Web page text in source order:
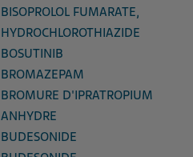
BISOPROLOL FUMARATE,
HYDROCHLOROTHIAZIDE
BOSUTINIB
BROMAZEPAM
BROMURE D'IPRATROPIUM
ANHYDRE
BUDESONIDE